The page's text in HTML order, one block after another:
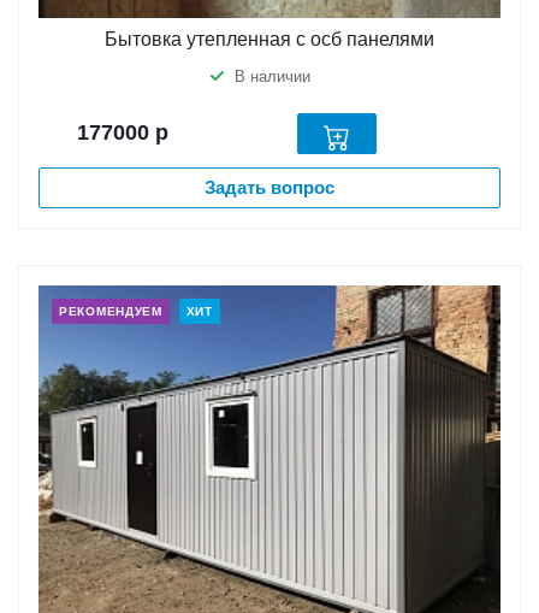
Бытовка утепленная с осб панелями
В наличии
177000 р
Задать вопрос
РЕКОМЕНДУЕМ ХИТ